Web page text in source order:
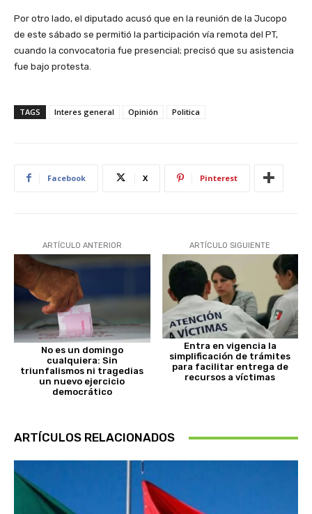
Por otro lado, el diputado acusó que en la reunión de la Jucopo
de este sábado se permitió la participación vía remota del PT,
cuando la convocatoria fue presencial; precisó que su asistencia
fue bajo protesta.
TAGS Interes general Opinión Politica
Facebook X Pinterest
ARTÍCULO ANTERIOR
No es un domingo
cualquiera: Sin
triunfalismos ni tragedias
un nuevo ejercicio
democrático
ARTÍCULO SIGUIENTE
Entra en vigencia la
simplificación de trámites
para facilitar entrega de
recursos a víctimas
ARTÍCULOS RELACIONADOS